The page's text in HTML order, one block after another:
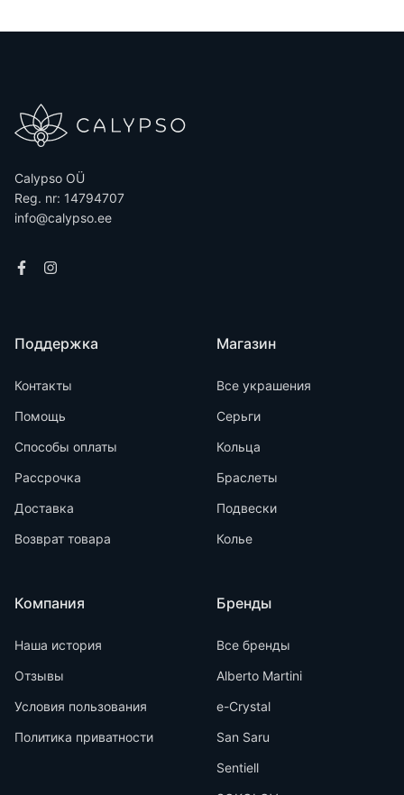
Calypso OÜ
Reg. nr: 14794707
info@calypso.ee
Поддержка
Контакты
Помощь
Способы оплаты
Рассрочка
Доставка
Возврат товара
Компания
Наша история
Отзывы
Условия пользования
Политика приватности
Магазин
Все украшения
Серьги
Кольца
Браслеты
Подвески
Колье
Бренды
Все бренды
Alberto Martini
e-Crystal
San Saru
Sentiell